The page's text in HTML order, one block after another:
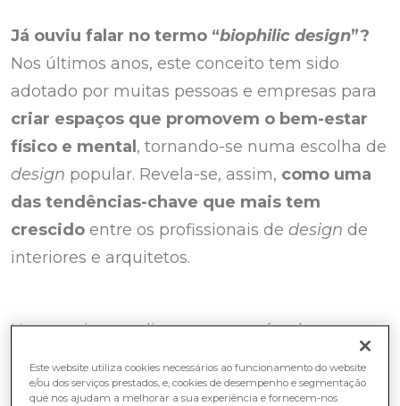
Já ouviu falar no termo “biophilic design”?
Nos últimos anos, este conceito tem sido
adotado por muitas pessoas e empresas para
criar espaços que promovem o bem-estar
físico e mental , tornando-se numa escolha de
design popular. Revela-se, assim, como uma
das tendências-chave que mais tem
crescido entre os profissionais de design de
interiores e arquitetos.
Neste artigo, explicamos o que é e de que
forma pode aplicar esta tendência na sua casa.
Este website utiliza cookies necessários ao funcionamento do website
e/ou dos serviços prestados, e, cookies de desempenho e segmentação
que nos ajudam a melhorar a sua experiência e fornecem-nos